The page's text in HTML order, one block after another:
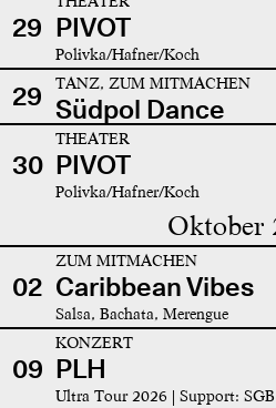
29 PIVOT
Polivka/Hafner/Koch
29 TANZ, ZUM MITMACHEN
Südpol Dance
30
THEATER
PIVOT
Polivka/Hafner/Koch
Oktober
02
ZUM MITMACHEN
Caribbean Vibes
Salsa, Bachata, Merengue
09
KONZERT
PLH
Ultra Tour 2026 | Support: SGB